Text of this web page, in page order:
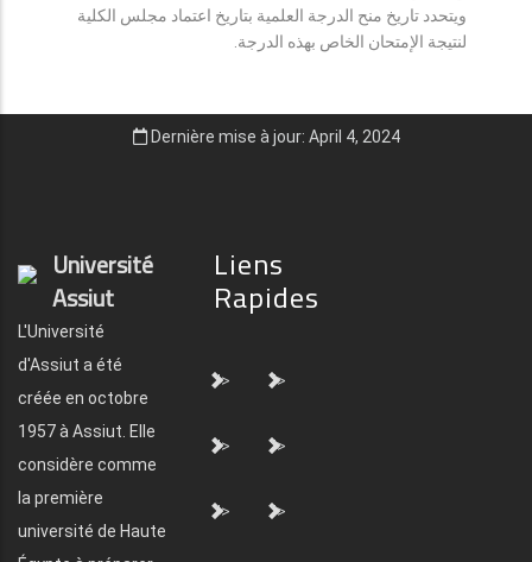
ويتحدد تاريخ منح الدرجة العلمية بتاريخ اعتماد مجلس الكلية
لنتيجة الإمتحان الخاص بهذه الدرجة.
Dernière mise à jour: April 4, 2024
Université
Assiut
L'Université
d'Assiut a été
créée en octobre
1957 à Assiut. Elle
considère comme
la première
université de Haute
Liens
Rapides
"> ">
"> ">
"> ">